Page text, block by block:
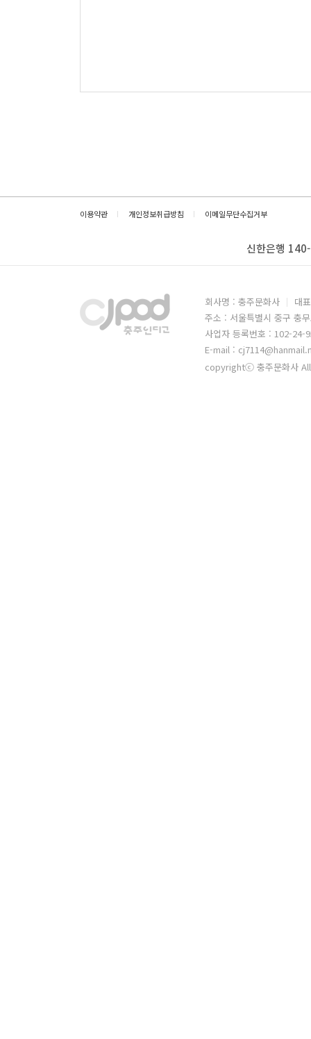
이용약관 개인정보취급방침 이메일무단수집거부
신한은행
회사명 : 충주문화사
대
주소 : 서울특별시 중구 충
사업자 등록번호 : 102-24-
E-mail :
copyrightⓒ 충주문화사